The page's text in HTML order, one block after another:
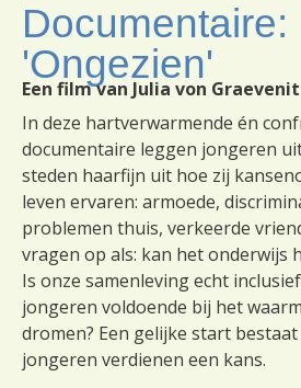
Documentaire:
'Ongezien'
Een film van Julia von
In deze hartverwarmende én
documentaire leggen jongeren
steden haarfijn uit hoe zij
leven ervaren: armoede,
problemen thuis, verkeerde
vragen op als: kan het onderwijs
Is onze samenleving echt
jongeren voldoende bij het
dromen? Een gelijke start
jongeren verdienen een kans.